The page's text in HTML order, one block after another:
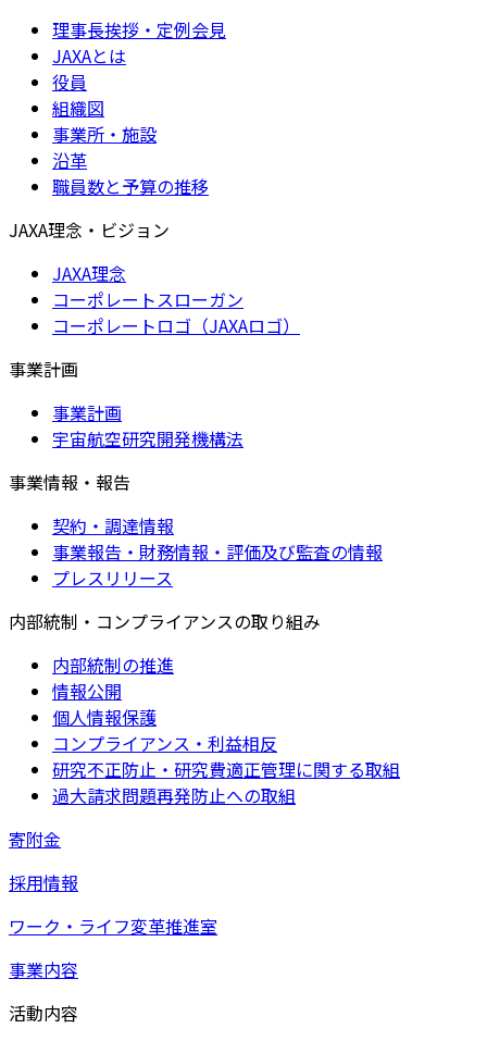
理事長挨拶・定例会見
JAXAとは
役員
組織図
事業所・施設
沿革
職員数と予算の推移
JAXA理念・ビジョン
JAXA理念
コーポレートスローガン
コーポレートロゴ（JAXAロゴ）
事業計画
事業計画
宇宙航空研究開発機構法
事業情報・報告
契約・調達情報
事業報告・財務情報・評価及び監査の情報
プレスリリース
内部統制・コンプライアンスの取り組み
内部統制の推進
情報公開
個人情報保護
コンプライアンス・利益相反
研究不正防止・研究費適正管理に関する取組
過大請求問題再発防止への取組
寄附金
採用情報
ワーク・ライフ変革推進室
事業内容
活動内容